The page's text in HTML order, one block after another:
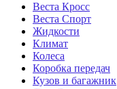
Веста Кросс
Веста Спорт
Жидкости
Климат
Колеса
Коробка передач
Кузов и багажник